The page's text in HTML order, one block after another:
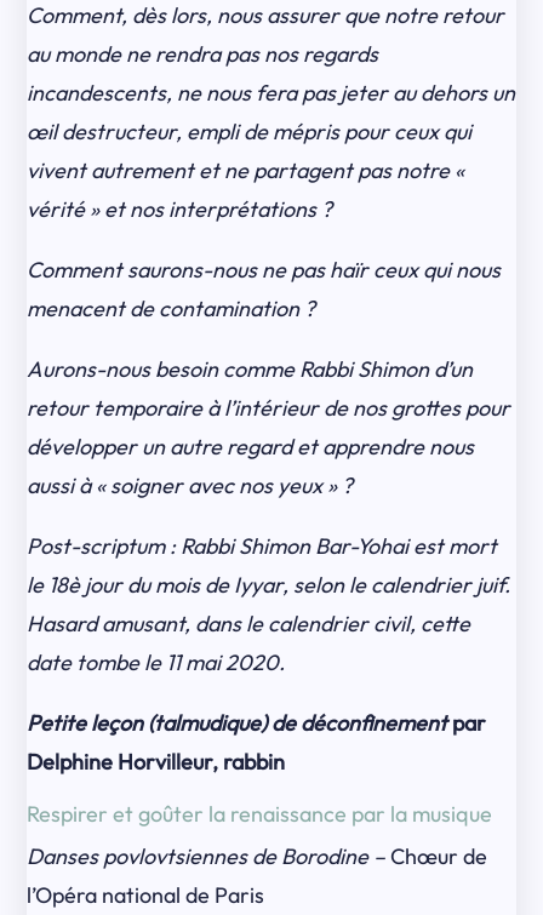
Comment, dès lors, nous assurer que notre retour
au monde ne rendra pas nos regards
incandescents, ne nous fera pas jeter au dehors un
œil destructeur, empli de mépris pour ceux qui
vivent autrement et ne partagent pas notre «
vérité » et nos interprétations ?
Comment saurons-nous ne pas haïr ceux qui nous
menacent de contamination ?
Aurons-nous besoin comme Rabbi Shimon d’un
retour temporaire à l’intérieur de nos grottes pour
développer un autre regard et apprendre nous
aussi à « soigner avec nos yeux » ?
Post-scriptum : Rabbi Shimon Bar-Yohai est mort
le 18è jour du mois de Iyyar, selon le calendrier juif.
Hasard amusant, dans le calendrier civil, cette
date tombe le 11 mai 2020.
Petite leçon (talmudique) de déconfinementpar
Delphine Horvilleur, rabbin
Respirer et goûter la renaissance par la musique
Danses povlovtsiennes de Borodine –Chœur de
l’Opéra national de Paris